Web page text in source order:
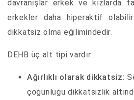
davranışlar erkek ve kızlarda
erkekler daha hiperaktif
dikkatsiz olma eğilimindedir.
DEHB üç alt tipi vardır:
Ağırlıklı olarak dikkatsiz:
çoğunluğu dikkatsizlik